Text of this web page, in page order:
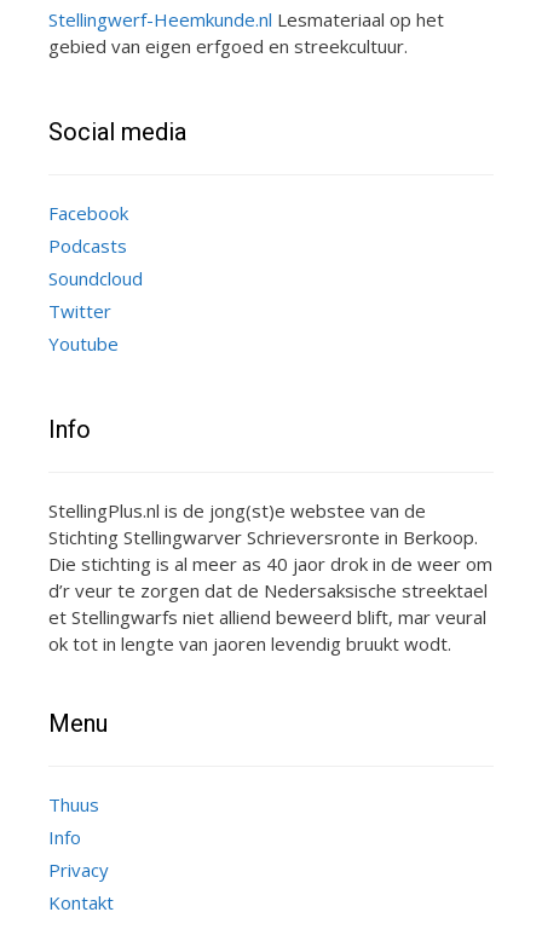
Stellingwerf-Heemkunde.nl Lesmateriaal op het
gebied van eigen erfgoed en streekcultuur.
Social media
Facebook
Podcasts
Soundcloud
Twitter
Youtube
Info
StellingPlus.nl is de jong(st)e webstee van de
Stichting Stellingwarver Schrieversronte in Berkoop.
Die stichting is al meer as 40 jaor drok in de weer om
d’r veur te zorgen dat de Nedersaksische streektael
et Stellingwarfs niet alliend beweerd blift, mar veural
ok tot in lengte van jaoren levendig bruukt wodt.
Menu
Thuus
Info
Privacy
Kontakt